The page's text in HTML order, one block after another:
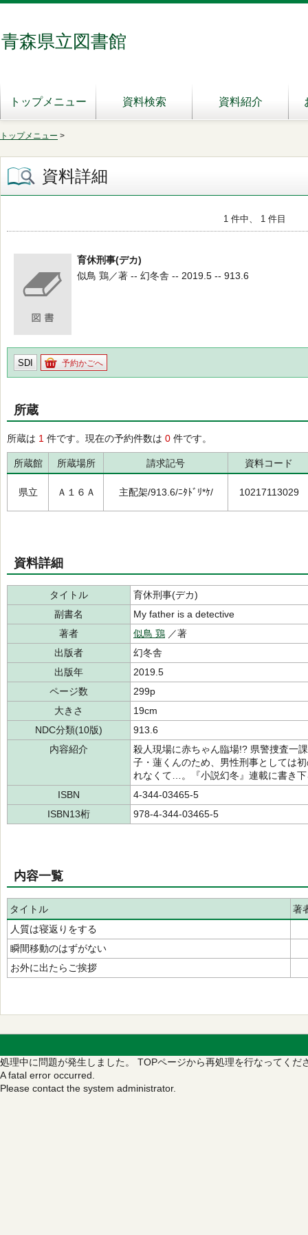
青森県立図書館
トップメニュー 資料検索 資料紹介
トップメニュー >
資料詳細
1 件中、 1 件目
育休刑事(デカ)
似鳥 鶏／著 -- 幻冬舎 -- 2019.5 -- 913.6
SDI 予約かごへ
所蔵
所蔵は 1 件です。現在の予約件数は 0 件です。
所蔵館 所蔵場所 請求記号 資料コード
県立 Ａ１６Ａ 主配架/913.6/ﾆﾀﾄﾞﾘ*ｹ/ 10217113029
資料詳細
タイトル
育休刑事(デカ)
副書名
My father is a detective
著者
似鳥 鶏 ／著
出版者
幻冬舎
出版年
2019.5
ページ数
299p
大きさ
19cm
NDC分類(10版)
913.6
内容紹介
殺人現場に赤ちゃん臨場!? 県警捜査一
子・蓮くんのため、男性刑事としては
れなくて…。『小説幻冬』連載に書き
ISBN
4-344-03465-5
ISBN13桁
978-4-344-03465-5
内容一覧
タイトル
著
人質は寝返りをする
瞬間移動のはずがない
お外に出たらご挨拶
処理中に問題が発生しました。 TOPページから再処理を行なってくだ
A fatal error occurred.
Please contact the system administrator.